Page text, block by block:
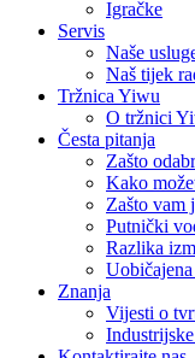
Igračke
Servis
Naše
Naš tijek
Tržnica Yiwu
O tržnici
Česta pitanja
Zašto
Kako
Zašto vam
Putnički
Razlika
Znanja
Vijesti o